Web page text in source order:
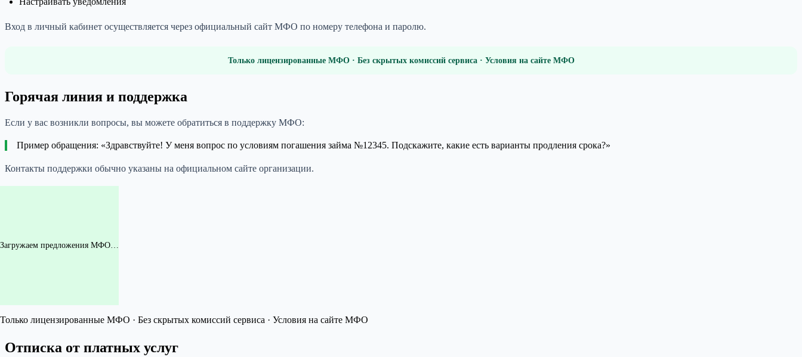
Вход в личный кабинет осуществляется через официальный сайт МФО по номеру телефона и паролю.
Только лицензированные МФО · Без скрытых комиссий сервиса · Условия на сайте МФО
Горячая линия и поддержка
Если у вас возникли вопросы, вы можете обратиться в поддержку МФО:
Пример обращения: «Здравствуйте! У меня вопрос по условиям погашения займа №12345. Подскажите, какие есть варианты продления срока?»
Контакты поддержки обычно указаны на официальном сайте организации.
Загружаем предложения МФО…
Только лицензированные МФО · Без скрытых комиссий сервиса · Условия на сайте МФО
Отписка от платных услуг